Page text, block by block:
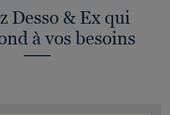
Desso & Ex qui
à vos besoins